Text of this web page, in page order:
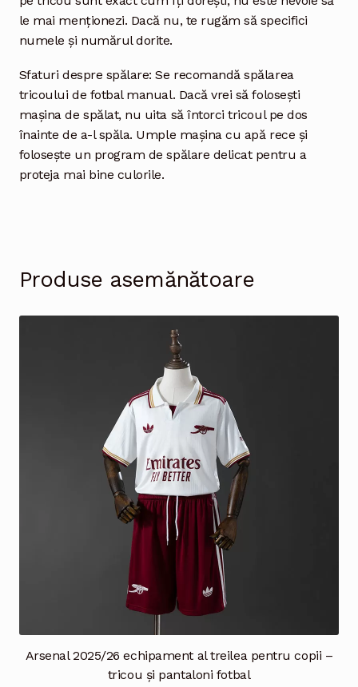
le mai menționezi. Dacă nu, te rugăm să specifici
numele și numărul dorite.
Sfaturi despre spălare: Se recomandă spălarea
tricoului de fotbal manual. Dacă vrei să folosești
mașina de spălat, nu uita să întorci tricoul pe dos
înainte de a-l spăla. Umple mașina cu apă rece și
folosește un program de spălare delicat pentru a
proteja mai bine culorile.
Produse asemănătoare
Arsenal 2025/26 echipament al treilea pentru copii –
tricou și pantaloni fotbal